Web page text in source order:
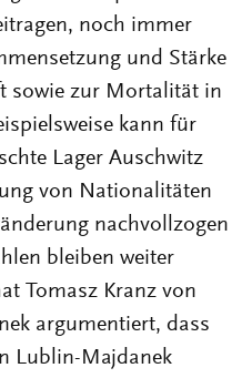
noch immer
und Stärke
sowie zur Mortalität in
kann für
Lager Auschwitz
von Nationalitäten
nachvollzogen
bleiben weiter
Tomasz Kranz von
argumentiert, dass
Lublin-Majdanek